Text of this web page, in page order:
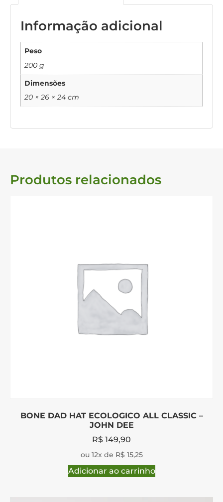
Informação adicional
Peso
200 g
Dimensões
20 × 26 × 24 cm
Produtos relacionados
BONE DAD HAT ECOLOGICO ALL CLASSIC –
JOHN DEE
R$ 149,90
ou 12x de R$ 15,25
Adicionar ao carrinho